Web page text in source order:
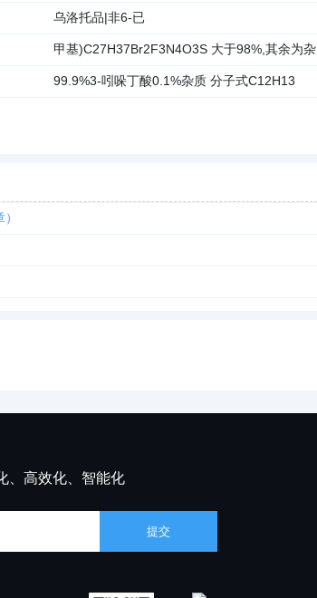
乌洛托品|非6-已
甲基)C27H37Br2F3N4O3S 大于98%,其余为杂
99.9%3-吲哚丁酸0.1%杂质 分子式C12H13
、高效化、智能化